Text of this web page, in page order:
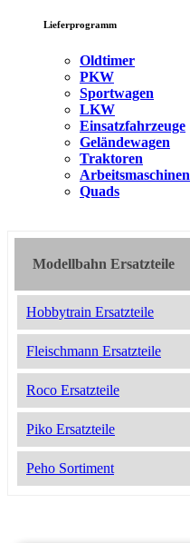
Lieferprogramm
Oldtimer
PKW
Sportwagen
LKW
Einsatzfahrzeuge
Geländewagen
Traktoren
Arbeitsmaschinen
Quads
Modellbahn Ersatzteile
Hobbytrain Ersatzteile
Fleischmann Ersatzteile
Roco Ersatzteile
Piko Ersatzteile
Peho Sortiment